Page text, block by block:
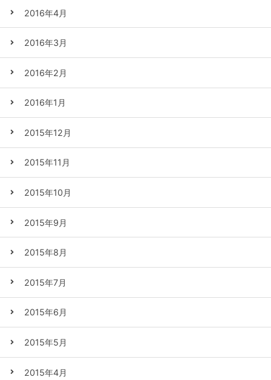
2016年4月
2016年3月
2016年2月
2016年1月
2015年12月
2015年11月
2015年10月
2015年9月
2015年8月
2015年7月
2015年6月
2015年5月
2015年4月